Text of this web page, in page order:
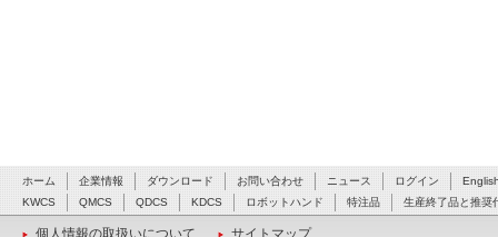
ホーム 企業情報 ダウンロード お問い合わせ ニュース ログイン
KWCS
QMCS QDCS KDCS ロボットハンド 特注品 生産終了品と推奨
個人情報の取扱いについて サイトマップ